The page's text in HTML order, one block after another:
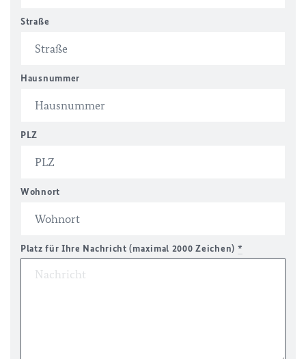
Straße
Hausnummer
PLZ
Wohnort
Platz für Ihre Nachricht (maximal 2000 Zeichen) *